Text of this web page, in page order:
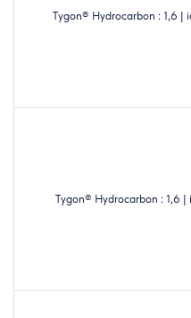
Tygon® Hydrocarbon : 1,6 |
Tygon® Hydrocarbon : 1,6